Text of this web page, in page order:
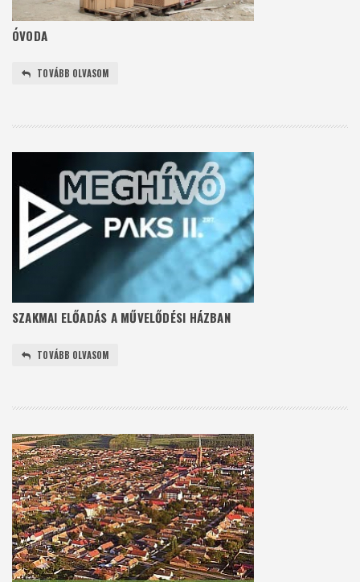
ÓVODA
TOVÁBB OLVASOM
SZAKMAI ELŐADÁS A MŰVELŐDÉSI HÁZBAN
TOVÁBB OLVASOM